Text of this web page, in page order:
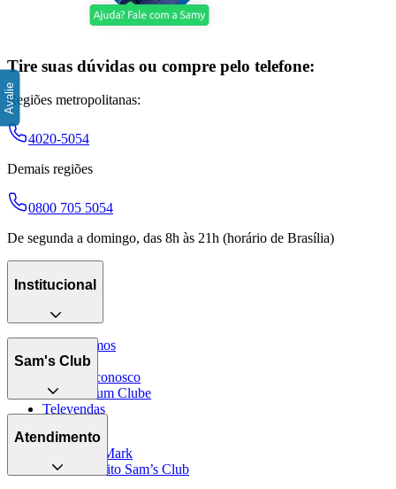
Tire suas dúvidas ou compre pelo telefone:
Regiões metropolitanas:
4020-5054
Demais regiões
0800 705 5054
De segunda a domingo, das 8h às 21h (horário de Brasília)
Institucional
Quem somos
Catálogo
Trabalhe conosco
Encontre um Clube
Televendas
Sam's Club
Benefícios
Member’s Mark
Cartão crédito Sam’s Club
Atendimento